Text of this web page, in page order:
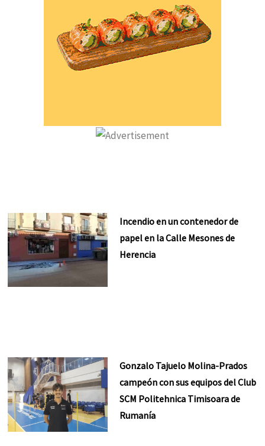
Incendio en un contenedor de
papel en la Calle Mesones de
Herencia
Gonzalo Tajuelo Molina-Prados
campeón con sus equipos del Club
SCM Politehnica Timisoara de
Rumanía